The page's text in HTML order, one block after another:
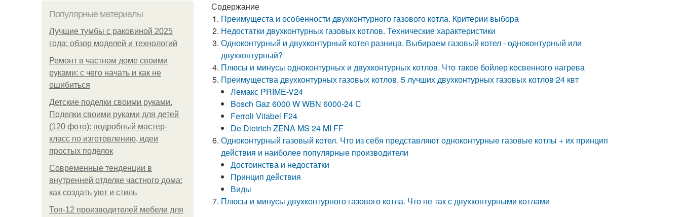
Популярные материалы
Лучшие тумбы с раковиной 2025
года: обзор моделей и технологий
Ремонт в частном доме своими
руками: с чего начать и как не
ошибиться
Детские поделки своими руками.
Поделки своими руками для детей
(120 фото): подробный мастер-
класс по изготовлению, идеи
простых поделок
Современные тенденции в
внутренней отделке частного дома:
как создать уют и стиль
Топ-12 производителей мебели для
Содержание
Преимущеста и особенности двухконтурного газового котла. Критерии выбора
Недостатки двухконтурных газовых котлов. Технические характеристики
Одноконтурный и двухконтурный котел разница. Выбираем газовый котел - одноконтурный или
двухконтурный?
Плюсы и минусы одноконтурных и двухконтурных котлов. Что такое бойлер косвенного нагрева
Преимущества двухконтурных газовых котлов. 5 лучших двухконтурных газовых котлов 24 квт
Лемакс PRIME-V24
Bosch Gaz 6000 W WBN 6000-24 С
Ferroli Vitabel F24
De Dietrich ZENA MS 24 MI FF
Одноконтурный газовый котел. Что из себя представляют одноконтурные газовые котлы + их принцип
действия и наиболее популярные производители
Достоинства и недостатки
Принцип действия
Виды
Плюсы и минусы двухконтурного газового котла. Что не так с двухконтурными котлами